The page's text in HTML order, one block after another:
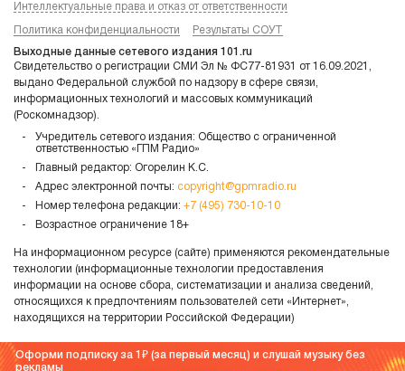
Интеллектуальные права и отказ от ответственности
Политика конфиденциальности Результаты СОУТ
Выходные данные сетевого издания 101.ru
Свидетельство о регистрации СМИ Эл № ФС77-81931 от 16.09.2021,
выдано Федеральной службой по надзору в сфере связи,
информационных технологий и массовых коммуникаций
(Роскомнадзор).
Учредитель сетевого издания: Общество с ограниченной
ответственностью «ГПМ Радио»
Главный редактор: Огорелин К.С.
Адрес электронной почты: copyright@gpmradio.ru
Номер телефона редакции: +7 (495) 730-10-10
Возрастное ограничение 18+
На информационном ресурсе (сайте) применяются рекомендательные
технологии (информационные технологии предоставления
информации на основе сбора, систематизации и анализа сведений,
относящихся к предпочтениям пользователей сети «Интернет»,
находящихся на территории Российской Федерации)
Оформи подписку за 1
(за первый месяц) и слушай музыку без
рекламы